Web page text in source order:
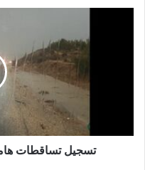
تسجيل تساقطات هامة